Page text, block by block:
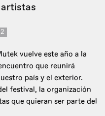
vuelve este año a la
que reunirá
país y el exterior.
festival, la organización
que quieran ser parte del